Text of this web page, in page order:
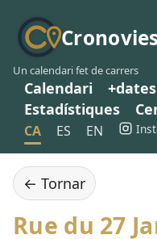
Cronovies
Un calendari fet de carrers
Calendari +dates
Estadístiques
CA ES EN
← Tornar
Rue du 27